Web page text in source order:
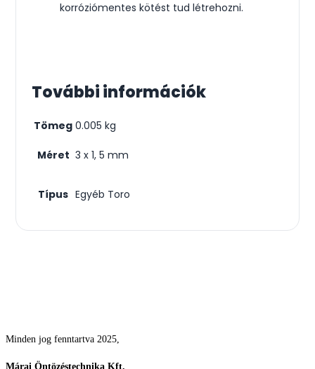
korróziómentes kötést tud létrehozni.
További információk
Tömeg 0.005 kg
Méret 3 x 1, 5 mm
Típus Egyéb Toro
Minden jog fenntartva 2025,
Márai Öntözéstechnika Kft.